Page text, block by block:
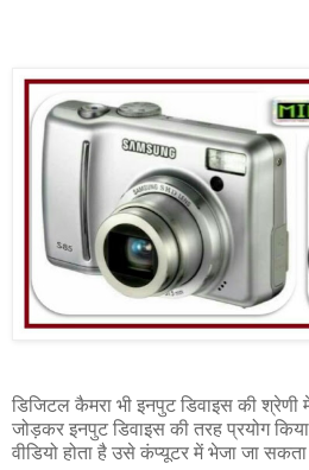
डिजिटल कैमरा भी इनपुट डिवाइस की
जोड़कर इनपुट डिवाइस की तरह प्रयोग
वीडियो होता है उसे कंप्यूटर में भेजा जा